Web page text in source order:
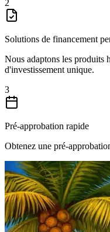
2
Solutions de financement
Nous adaptons les produits
d'investissement unique.
3
Pré-approbation rapide
Obtenez une pré-